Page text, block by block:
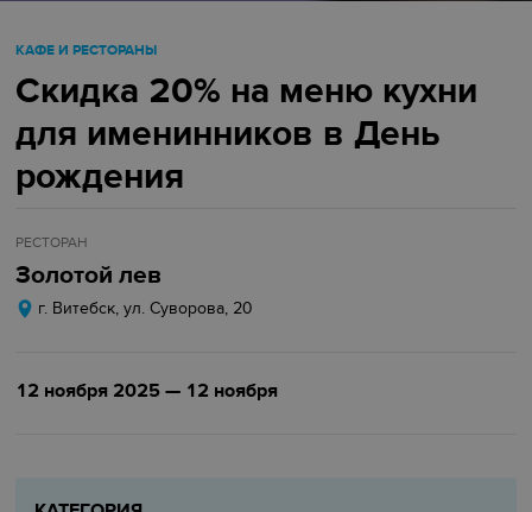
КАФЕ И РЕСТОРАНЫ
Скидка 20% на меню кухни
для именинников в День
рождения
РЕСТОРАН
Золотой лев
г. Витебск, ул. Суворова, 20
12 ноября 2025 — 12 ноября